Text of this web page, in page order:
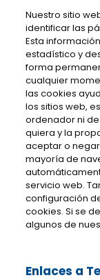
Nuestro sitio
identificar las
Esta
estadístico y
forma
cualquier
las cookies
los sitios web,
ordenador ni
quiera y la
aceptar o
mayoría de
servicio web.
configuración
cookies. Si se
algunos de
Enlaces a